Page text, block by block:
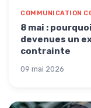
COMMUNICATION
8 mai :
devenues un
contrainte
09 mai 2026